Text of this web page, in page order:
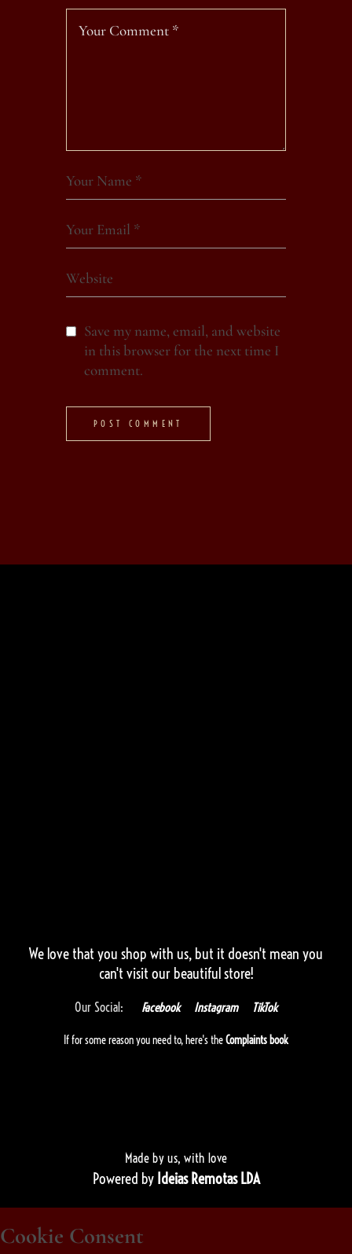
Save my name, email, and website
in this browser for the next time I
comment.
POST COMMENT
We love that you shop with us, but it doesn't mean you
can't visit our beautiful store!
Our Social: Facebook Instagram TikTok
If for some reason you need to, here's theComplaints book
Made by us, with love
Powered by Ideias Remotas LDA